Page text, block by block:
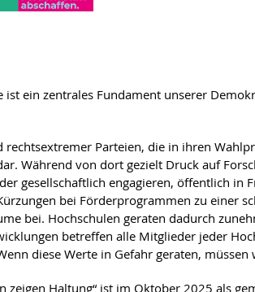
ein zentrales Fundament unserer
Parteien, die in ihren
Während von dort gezielt Druck auf
gesellschaftlich engagieren, öffentlich
bei Förderprogrammen zu einer
bei. Hochschulen geraten dadurch
betreffen alle Mitglieder jeder
diese Werte in Gefahr geraten,
zeigen Haltung“ ist im Oktober 2025 als